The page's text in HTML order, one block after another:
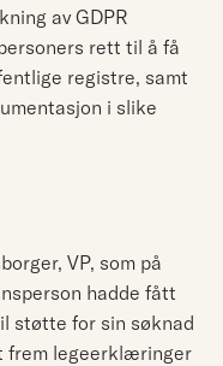
av GDPR
rett til å få
registre, samt
i slike
VP, som på
hadde fått
støtte for sin søknad
frem legeerklæringer